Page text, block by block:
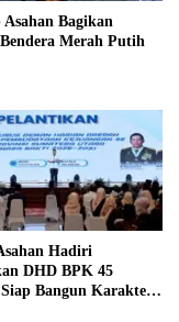
Asahan Bagikan
Merah Putih
Hadiri
DHD BPK 45
Bangun Karakter